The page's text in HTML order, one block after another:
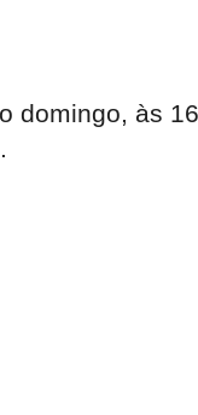
domingo, às